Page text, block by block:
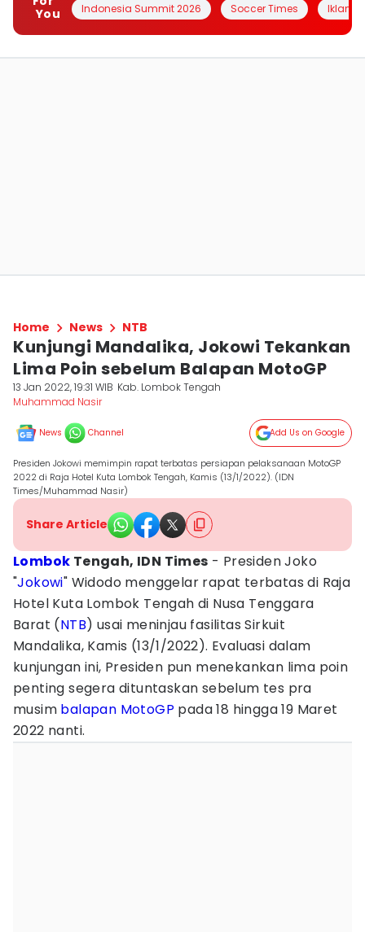
You
Indonesia Summit 2026 Soccer Times Iklanin
Home News NTB
Kunjungi Mandalika, Jokowi Tekankan
Lima Poin sebelum Balapan MotoGP
13 Jan 2022, 19:31 WIB Kab. Lombok Tengah
Muhammad Nasir
News Channel Add Us on Google
Presiden Jokowi memimpin rapat terbatas persiapan pelaksanaan MotoGP
2022 di Raja Hotel Kuta Lombok Tengah, Kamis (13/1/2022). (IDN
Times/Muhammad Nasir)
Share Article
Lombok Tengah, IDN Times - Presiden Joko
"Jokowi" Widodo menggelar rapat terbatas di Raja
Hotel Kuta Lombok Tengah di Nusa Tenggara
Barat (NTB) usai meninjau fasilitas Sirkuit
Mandalika, Kamis (13/1/2022). Evaluasi dalam
kunjungan ini, Presiden pun menekankan lima poin
penting segera dituntaskan sebelum tes pra
musim balapan MotoGP pada 18 hingga 19 Maret
2022 nanti.